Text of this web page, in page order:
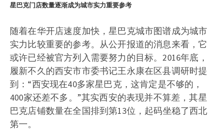
星巴克门店数量逐渐成为城市实力重要参考
随着在华开店速度加快，星巴克城市图谱成为城市
实力比较重要的参考。从公开报道的消息来看，它
或许已经被官方列入需要努力的目标。2016年底，
履新不久的西安市市委书记王永康在区县调研时提
到：“西安现在40多家星巴克，这肯定是不够的，
400家还差不多。”其实西安的表现并不算差，其星
巴克店铺数量在全国排到第13位，起码坐稳了西北
第一。